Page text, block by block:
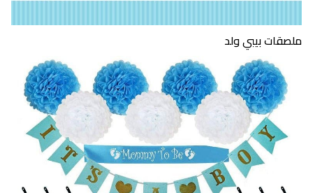
ملصقات بيبي ولد